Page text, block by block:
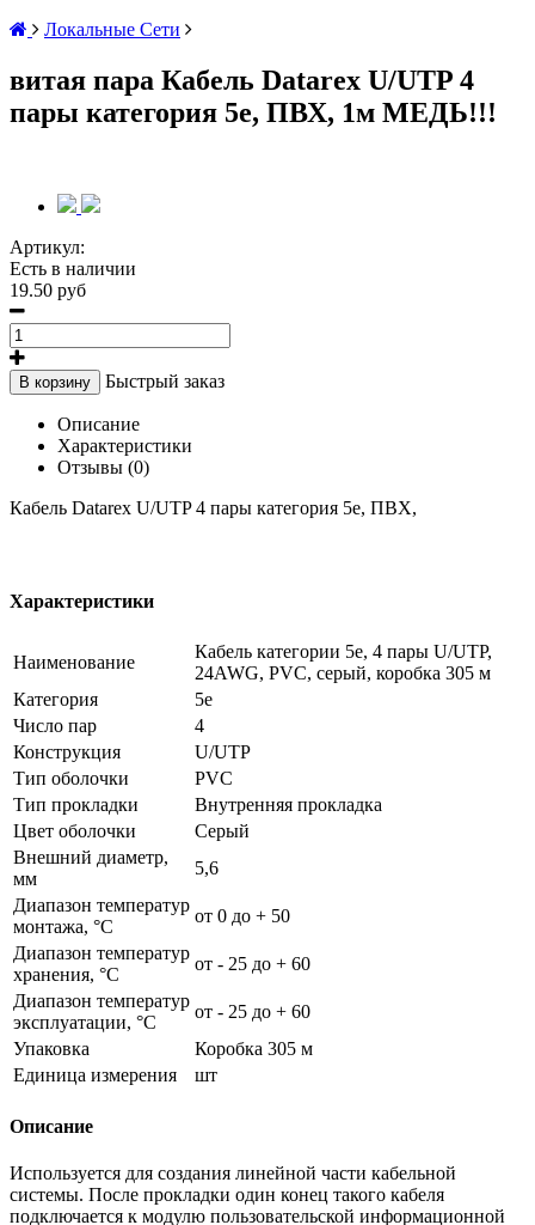
Локальные Сети
витая пара Кабель Datarex U/UTP 4
пары категория 5e, ПВХ, 1м МЕДЬ!!!
Артикул:
Есть в наличии
19.50 руб
В корзину Быстрый заказ
Описание
Характеристики
Отзывы (0)
Кабель Datarex U/UTP 4 пары категория 5e, ПВХ,
Характеристики
Наименование
Кабель категории 5е, 4 пары U/UTP,
24AWG, PVC, серый, коробка 305 м
Категория
5e
Число пар
4
Конструкция
U/UTP
Тип оболочки
PVC
Тип прокладки
Внутренняя прокладка
Цвет оболочки
Серый
Внешний диаметр,
мм
5,6
Диапазон температур
монтажа, °С
от 0 до + 50
Диапазон температур
хранения, °С
от - 25 до + 60
Диапазон температур
эксплуатации, °С
от - 25 до + 60
Упаковка
Коробка 305 м
Единица измерения
шт
Описание
Используется для создания линейной части кабельной
системы. После прокладки один конец такого кабеля
подключается к модулю пользовательской информационной